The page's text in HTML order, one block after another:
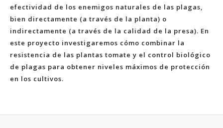
efectividad de los enemigos naturales de las plagas,
bien directamente (a través de la planta) o
indirectamente (a través de la calidad de la presa). En
este proyecto investigaremos cómo combinar la
resistencia de las plantas tomate y el control biológico
de plagas para obtener niveles máximos de protección
en los cultivos.